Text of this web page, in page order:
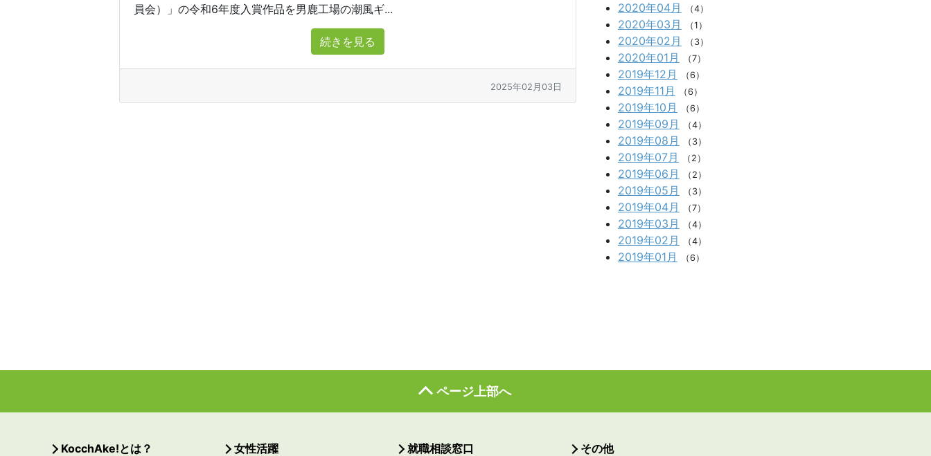
員会）」の令和6年度入賞作品を男鹿工場の潮風ギ...
続きを見る
2025年02月03日
2020年04月 （4）
2020年03月 （1）
2020年02月 （3）
2020年01月 （7）
2019年12月 （6）
2019年11月 （6）
2019年10月 （6）
2019年09月 （4）
2019年08月 （3）
2019年07月 （2）
2019年06月 （2）
2019年05月 （3）
2019年04月 （7）
2019年03月 （4）
2019年02月 （4）
2019年01月 （6）
ページ上部へ
KocchAke!とは？
女性活躍
就職相談窓口
その他